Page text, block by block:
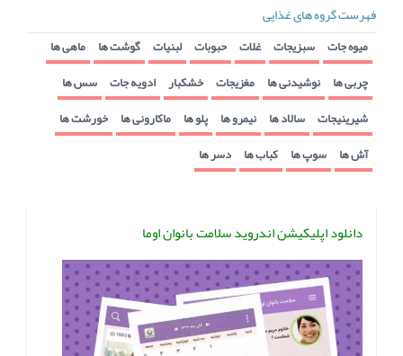
فهرست گروه های غذایی
میوه جات سبزیجات غلات حبوبات لبنیات گوشت ها ماهی ها
چربی ها نوشیدنی ها مغزیجات خشکبار ادویه جات سس ها
شیرینیجات سالاد ها نیمرو ها پلو ها ماکارونی ها خورشت ها
آش ها سوپ ها کباب ها دسر ها
دانلود اپلیکیشن اندروید سلامت بانوان اوما